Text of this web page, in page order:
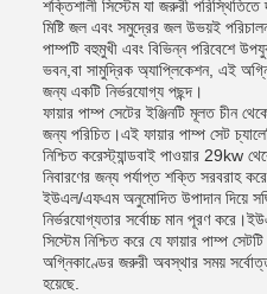
শক্তিশালী সিস্টেম যা জরুরী পরিস্থিতিতে
মিষ্টি জল এবং সমুদ্রের জল উভয়ই
পাম্পটি বহুমুখী এবং বিভিন্ন পরিবেশে
ভবন,বা সামুদ্রিক অ্যাপ্লিকেশন, এই
জন্য একটি নির্ভরযোগ্য পছন্দ।
ফায়ার পাম্প সেটের ইঞ্জিনটি মূলত চীন
জন্য পরিচিত।এই ফায়ার পাম্প সেট
নিশ্চিত করেস্ট্যান্ডবাই পাওয়ার 29kw
নিবারণের জন্য পর্যাপ্ত শক্তি সরবরাহ
ইউএল/এফএম অনুমোদিত উপাদান দিয়ে
নির্ভরযোগ্যতার সর্বোচ্চ মান পূরণ
সিস্টেম নিশ্চিত করে যে ফায়ার পাম্প
অগ্নিকাণ্ডের জরুরী অবস্থার সময়
হয়েছে.